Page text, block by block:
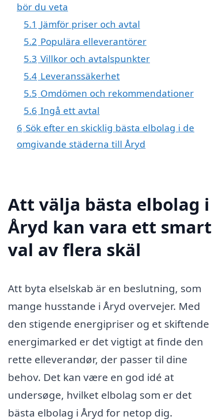
bör du veta
5.1 Jämför priser och avtal
5.2 Populära elleverantörer
5.3 Villkor och avtalspunkter
5.4 Leveranssäkerhet
5.5 Omdömen och rekommendationer
5.6 Ingå ett avtal
6 Sök efter en skicklig bästa elbolag i de
omgivande städerna till Åryd
Att välja bästa elbolag i
Åryd kan vara ett smart
val av flera skäl
Att byta elselskab är en beslutning, som
mange husstande i Åryd overvejer. Med
den stigende energipriser og et skiftende
energimarked er det vigtigt at finde den
rette elleverandør, der passer til dine
behov. Det kan være en god idé at
undersøge, hvilket elbolag som er det
bästa elbolag i Åryd for netop dig.